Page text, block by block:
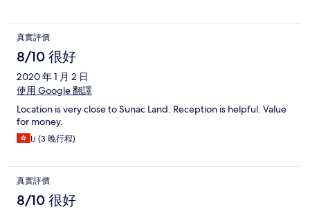
真實評價
8/10 很好
2020 年 1 月 2 日
使用 Google 翻譯
Location is very close to Sunac Land. Reception is helpful. Value
for money.
Li (3 晚行程)
真實評價
8/10 很好